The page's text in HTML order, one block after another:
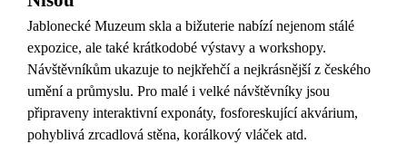
Jablonecké Muzeum skla a bižuterie nabízí nejenom stálé
expozice, ale také krátkodobé výstavy a workshopy.
Návštěvníkům ukazuje to nejkřehčí a nejkrásnější z českého
umění a průmyslu. Pro malé i velké návštěvníky jsou
připraveny interaktivní exponáty, fosforeskující akvárium,
pohyblivá zrcadlová stěna, korálkový vláček atd.